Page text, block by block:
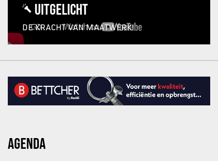
UITGELICHT
DE KRACHT VAN MAATWERK!
AGENDA